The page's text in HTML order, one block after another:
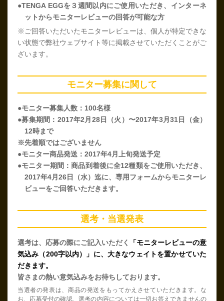
●TENGA EGGを３週間以内にご使用いただき、インターネ
ットからモニターレビューの回答が可能な方
※ご回答いただいたモニターレビューは、個人が特定できな
い状態で弊社ウェブサイト等に掲載させていただくことがご
ざいます。
モニター募集に関して
●モニター募集人数：100名様
●募集期間：2017年2月28日（火）〜2017年3月31日（金）
12時まで
※先着順ではございません
●モニター商品発送：2017年4月上旬発送予定
●モニター期間：商品到着後に全12種類をご使用いただき、
2017年4月26日（水）迄に、専用フォームからモニターレ
ビューをご回答いただきます。
選考・当選発表
選考は、応募の際にご記入いただく
「モニターレビューの意
気込み（200字以内）」に、大きなウェイトを置かせていた
だきます。
皆さまの熱い意気込みをお待ちしております。
当選者の発表は、商品の発送をもってかえさせていただきます。な
お、応募受付の確認、選考の内容については一切お答えできませんの